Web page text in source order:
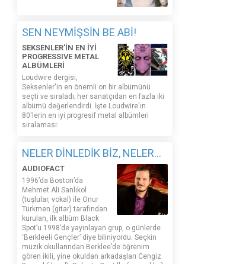
SEN NEYMİŞSİN BE ABİ!
SEKSENLER'İN EN İYİ
PROGRESSIVE METAL
ALBÜMLERİ
Loudwire dergisi,
Seksenler'in en önemli on bir albümünü
seçti ve sıraladı; her sanatçıdan en fazla iki
albümü değerlendirdi. İşte Loudwire'ın
80'lerin en iyi progresif metal albümleri
sıralaması:
NELER DİNLEDİK BİZ, NELER...
AUDIOFACT
1996’da Boston’da
Mehmet Ali Sanlıkol
(tuşlular, vokal) ile Onur
Türkmen (gitar) tarafından
kurulan, ilk albüm Black
Spot’u 1998’de yayınlayan grup, o günlerde
‘Berkleeli Gençler’ diye biliniyordu. Seçkin
müzik okullarından Berklee’de öğrenim
gören ikili, yine okuldan arkadaşları Cengiz